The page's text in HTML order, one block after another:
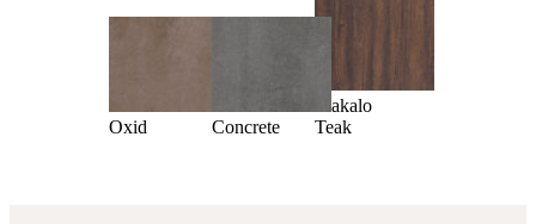
Makalo
Teak
Oxid Concrete